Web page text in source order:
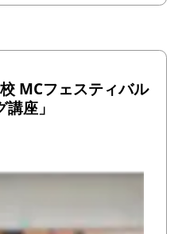
MCフェスティバル
座」